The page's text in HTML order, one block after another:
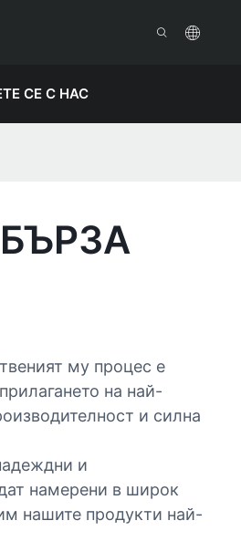
СЕ С НАС
му процес е
на най-
и силна
и
намерени в широк
нашите продукти най-